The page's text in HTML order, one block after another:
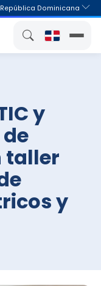
y
taller
y